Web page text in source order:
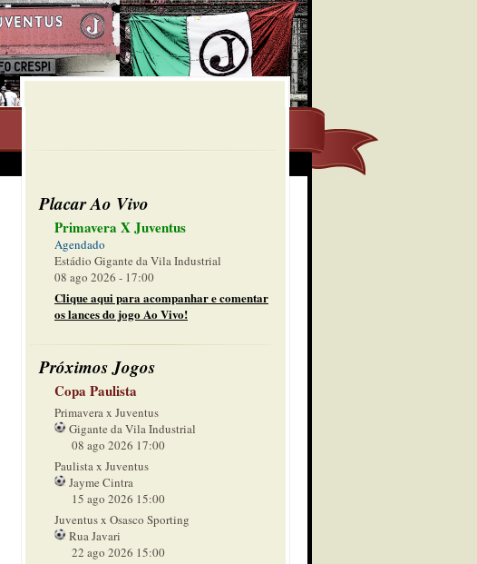
Placar Ao Vivo
Primavera X Juventus
Agendado
Estádio Gigante da Vila Industrial
08 ago 2026 - 17:00
Clique aqui para acompanhar e comentar
os lances do jogo Ao Vivo!
Próximos Jogos
Copa Paulista
Primavera x Juventus
Gigante da Vila Industrial
08 ago 2026 17:00
Paulista x Juventus
Jayme Cintra
15 ago 2026 15:00
Juventus x Osasco Sporting
Rua Javari
22 ago 2026 15:00